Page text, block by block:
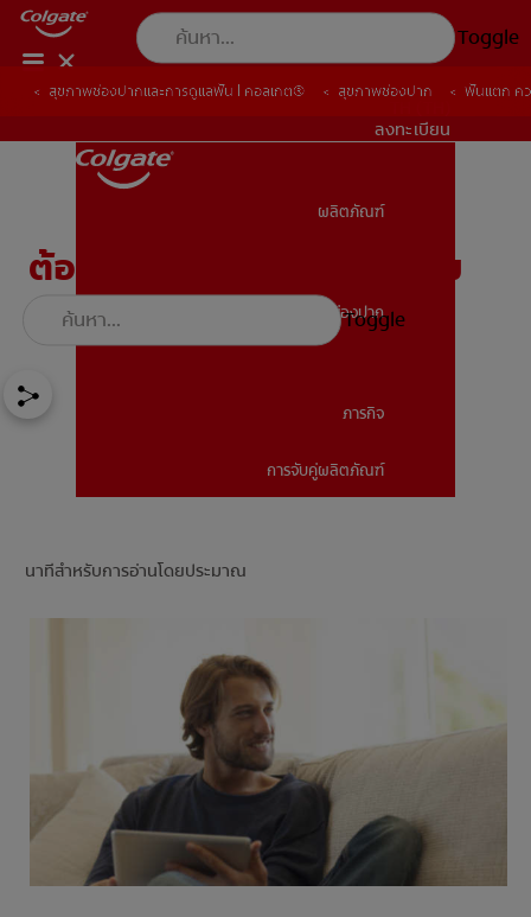
Toggle
TH (TH)
ลงทะเบียน
ผลิตภัณฑ์
สุขภาพช่องปาก
ภารกิจ
การจับคู่ผลิตภัณฑ์
Toggle
สุขภาพช่องปากและการดูแลฟัน | คอลเกต® สุขภาพช่องปาก ฟันแตก ค
ต้องทำอย่างไรหาก ฟันกราม
แตก
นาทีสำหรับการอ่านโดยประมาณ